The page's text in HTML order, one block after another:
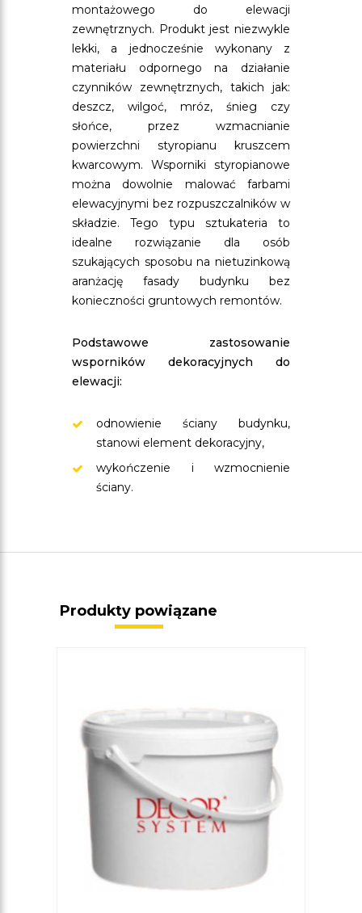
montażowego do elewacji
zewnętrznych. Produkt jest niezwykle
lekki, a jednocześnie wykonany z
materiału odpornego na działanie
czynników zewnętrznych, takich jak:
deszcz, wilgoć, mróz, śnieg czy
słońce, przez wzmacnianie
powierzchni styropianu kruszcem
kwarcowym. Wsporniki styropianowe
można dowolnie malować farbami
elewacyjnymi bez rozpuszczalników w
składzie. Tego typu sztukateria to
idealne rozwiązanie dla osób
szukających sposobu na nietuzinkową
aranżację fasady budynku bez
konieczności gruntowych remontów.
Podstawowe zastosowanie
wsporników dekoracyjnych do
elewacji:
odnowienie ściany budynku,
stanowi element dekoracyjny,
wykończenie i wzmocnienie
ściany.
Produkty powiązane